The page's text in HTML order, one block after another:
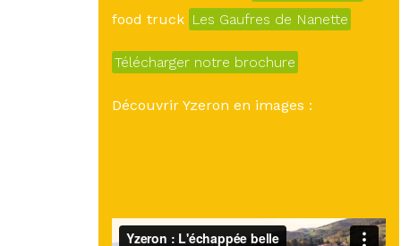
food truck Les Gaufres de Nanette
Télécharger notre brochure
Découvrir Yzeron en images :